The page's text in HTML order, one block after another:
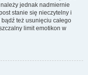
jednak nadmiernie
stanie się nieczytelny i
też usunięciu całego
limit emotikon w